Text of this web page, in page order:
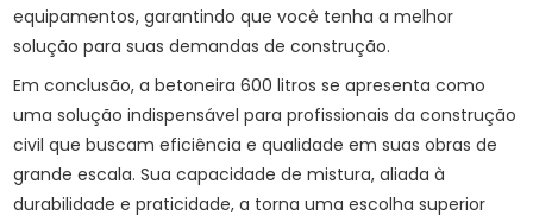
equipamentos, garantindo que você tenha a melhor
solução para suas demandas de construção.
Em conclusão, a betoneira 600 litros se apresenta como
uma solução indispensável para profissionais da construção
civil que buscam eficiência e qualidade em suas obras de
grande escala. Sua capacidade de mistura, aliada à
durabilidade e praticidade, a torna uma escolha superior